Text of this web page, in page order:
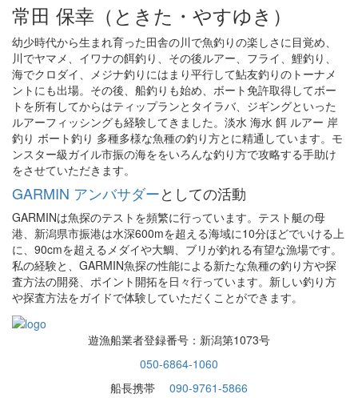
常田 保幸（ときた・やすゆき）
幼少時代から生まれ育った田舎の川で魚釣りの楽しさに目覚め、
川でヤマメ、イワナの餌釣り、その後ルアー、フライ、鯉釣り、
海でクロダイ、メジナ釣りにはまり平行して鮎友釣りのトーナメ
ントにも出場。その後、船釣りも始め、ボート免許取得してボー
トを所有してからはティップランとタイラバ、ジギングといった
ルアーフィッシングも経験してきました。淡水 海水 餌 ルアー 岸
釣り ボート釣り 多種多様な魚種の釣り方とに精通しています。モ
ンスター級ガイル市振の海ををいろんな釣り方で攻略する手助け
をさせていただきます。
GARMIN アンバサダーとしての活動
GARMINは魚探のテストを頻繁に行っています。テスト艇の母
港、新潟県市振港は水深600mを超える海域に10分ほどでいける上
に、90cmを超えるメダイや大鯛、ブリが釣れる有望な漁場です。
私の経験と、GARMIN魚探の性能による新たな魚種の釣り方や探
査方法の開発、ポイント開拓を日々行っています。新しい釣り方
や探査方法をガイドで体験していただくことができます。
遊漁船業者登録番号：新潟第1073号
050-6864-1060
船長携帯
090-9761-5866